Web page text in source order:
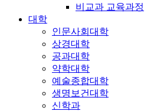
비교과 교육과정
대학
인문사회대학
상경대학
공과대학
약학대학
예술종합대학
생명보건대학
신학과